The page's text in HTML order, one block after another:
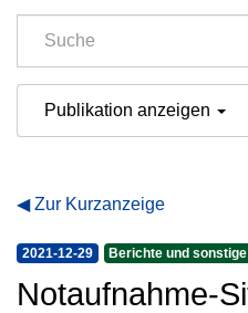
Publikation anzeigen
Zur Kurzanzeige
2021-12-29 Berichte und
Notaufnahme-